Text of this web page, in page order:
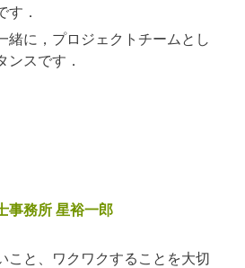
す．
緒に，プロジェクトチームとし
ンスです．
務所 星裕一郎
こと、ワクワクすることを大切